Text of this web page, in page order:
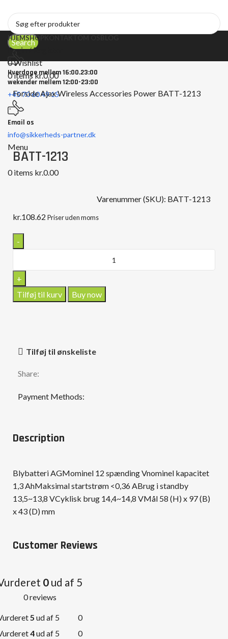
Search
Hverdage mellem 16:00.23:00
wekender mellem 12:00-23:00
+45 70 60 49 15
Email os
info@sikkerheds-partner.dk
Menu
0items kr.0.00
HJEMSHOP
Login / Register
0Wishlist
0itemskr.0.00
ForsideAjax Wireless Accessories Power BATT-1213
Click to enlarge
BATT-1213
Varenummer (SKU): BATT-1213
kr.108.62 Priser uden moms
Tilføj til kurv Buy now
Tilføj til ønskeliste
Share:
Payment Methods:
Description
Blybatteri AGMominel 12 spænding Vnominel kapacitet
1,3 AhMaksimal startstrøm <0,36 ABrug i standby
13,5~13,8 VCyklisk brug 14,4~14,8 VMål 58 (H) x 97 (B)
x 43 (D) mm
Customer Reviews
0 ud af 5
0 reviews
5 ud af 5
0
4ud af 5
0